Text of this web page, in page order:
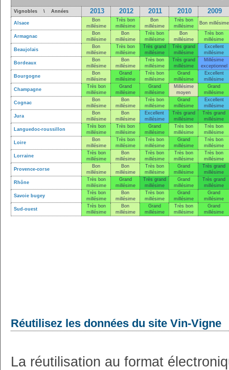
Vignobles \ Années 2013 2012 2011 2010 2009
Alsace
Bon
millésime
Très bon
millésime
Bon
millésime
Très bon
millésime
Bon millésime
Armagnac
Bon
millésime
Bon
millésime
Très bon
millésime
Bon
millésime
Très bon
millésime
Beaujolais
Bon
millésime
Très bon
millésime
Très grand
millésime
Très grand
millésime
Excellent
millésime
Bordeaux
Bon
millésime
Bon
millésime
Très bon
millésime
Très grand
millésime
Millésime
exceptionnel
Bourgogne
Bon
millésime
Grand
millésime
Très bon
millésime
Grand
millésime
Excellent
millésime
Champagne
Très bon
millésime
Grand
millésime
Grand
millésime
Millésime
moyen
Grand
millésime
Cognac
Bon
millésime
Bon
millésime
Très bon
millésime
Grand
millésime
Excellent
millésime
Jura
Bon
millésime
Bon
millésime
Excellent
millésime
Très grand
millésime
Très grand
millésime
Languedoc-roussillon
Très bon
millésime
Très bon
millésime
Grand
millésime
Très bon
millésime
Très bon
millésime
Loire
Bon
millésime
Très bon
millésime
Très bon
millésime
Grand
millésime
Très bon
millésime
Lorraine
Très bon
millésime
Bon
millésime
Très bon
millésime
Très bon
millésime
Très bon
millésime
Provence-corse
Bon
millésime
Bon
millésime
Très bon
millésime
Grand
millésime
Très grand
millésime
Rhône
Très bon
millésime
Grand
millésime
Très grand
millésime
Grand
millésime
Très grand
millésime
Savoie bugey
Très bon
millésime
Bon
millésime
Très bon
millésime
Grand
millésime
Grand
millésime
Sud-ouest
Très bon
millésime
Bon
millésime
Grand
millésime
Très bon
millésime
Grand
millésime
Réutilisez les données du site Vin-Vigne
La réutilisation au format